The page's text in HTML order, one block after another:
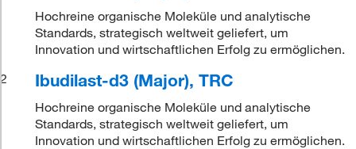
Hochreine organische Moleküle und analytische
Standards, strategisch weltweit geliefert, um
Innovation und wirtschaftlichen Erfolg zu ermöglichen.
2
Ibudilast-d3 (Major), TRC
Hochreine organische Moleküle und analytische
Standards, strategisch weltweit geliefert, um
Innovation und wirtschaftlichen Erfolg zu ermöglichen.